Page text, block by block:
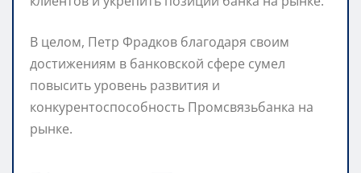
В целом, Петр Фрадков благодаря своим
достижениям в банковской сфере сумел
повысить уровень развития и
конкурентоспособность Промсвязьбанка на
рынке.